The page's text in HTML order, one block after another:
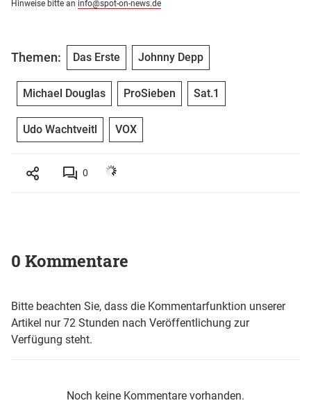
Hinweise bitte an info@spot-on-news.de
Themen: Das Erste Johnny Depp
Michael Douglas ProSieben Sat.1
Udo Wachtveitl VOX
0
0 Kommentare
Bitte beachten Sie, dass die Kommentarfunktion unserer
Artikel nur 72 Stunden nach Veröffentlichung zur
Verfügung steht.
Noch keine Kommentare vorhanden.